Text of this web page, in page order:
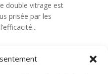
double vitrage est
prisée par les